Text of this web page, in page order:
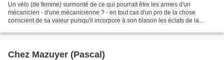
Un vélo (de femme) surmonté de ce qui pourrait être les armes d'un
mécanicien - d'une mécanicienne ? - en tout cas d'un pro de la chose
conscient de sa valeur puisqu'il incorpore à son blason les éclats de la
Chez Mazuyer (Pascal)